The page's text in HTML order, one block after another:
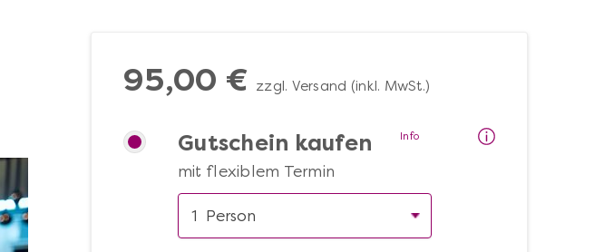
95,00 € zzgl. Versand (inkl. MwSt.)
Gutschein kaufen
mit flexiblem Termin
Info